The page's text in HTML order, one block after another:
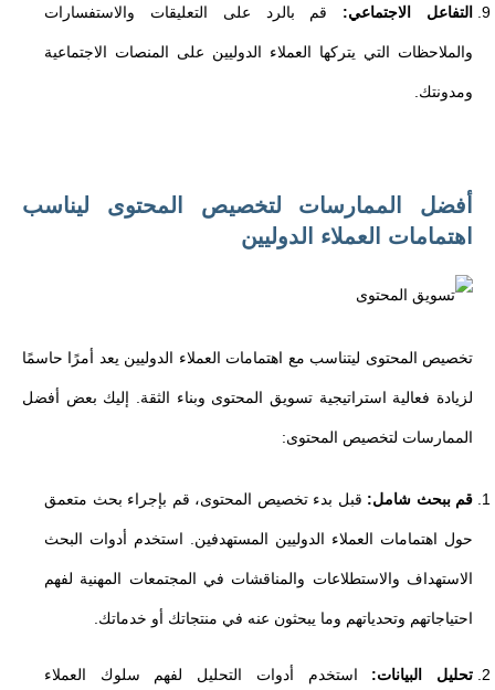
التفاعل الاجتماعي: قم بالرد على التعليقات والاستفسارات
والملاحظات التي يتركها العملاء الدوليين على المنصات الاجتماعية
ومدونتك.
أفضل الممارسات لتخصيص المحتوى ليناسب
اهتمامات العملاء الدوليين
تخصيص المحتوى ليتناسب مع اهتمامات العملاء الدوليين يعد أمرًا حاسمًا
لزيادة فعالية استراتيجية تسويق المحتوى وبناء الثقة. إليك بعض أفضل
الممارسات لتخصيص المحتوى:
قم ببحث شامل: قبل بدء تخصيص المحتوى، قم بإجراء بحث متعمق
حول اهتمامات العملاء الدوليين المستهدفين. استخدم أدوات البحث
الاستهداف والاستطلاعات والمناقشات في المجتمعات المهنية لفهم
احتياجاتهم وتحدياتهم وما يبحثون عنه في منتجاتك أو خدماتك.
تحليل البيانات: استخدم أدوات التحليل لفهم سلوك العملاء